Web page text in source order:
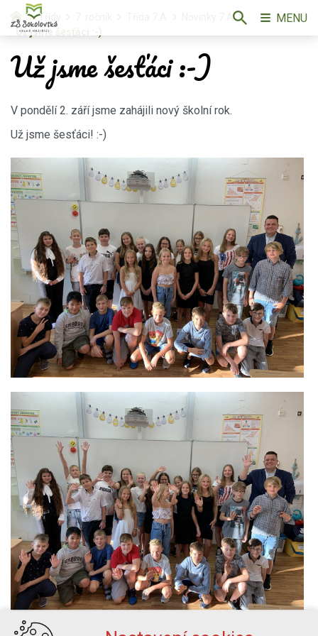
Třídy
Novinky 7.A
Už jsme šesťáci :-)
Už jsme šesťáci :-)
V pondělí 2. září jsme zahájili nový školní rok.
Už jsme šesťáci! :-)
MENU